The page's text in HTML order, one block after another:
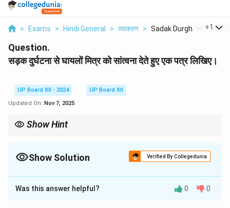
> Exams > Hindi General > व्याकरण > Sadak Durghatna Se G...
+1
Question.
सड़क दुर्घटना से घायलों मित्र को सांत्वना देते हुए एक पत्र लिखिए।
UP Board XII - 2024
UP Board XII
Updated On: Nov 7, 2025
Show Hint
Show Solution Verified By Collegedunia
Solution and Explanation
प्रिय मित्र,
Was this answer helpful? 0 0